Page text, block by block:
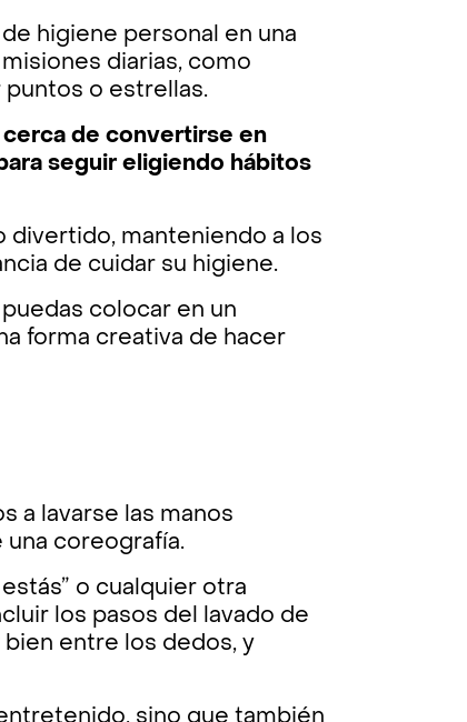
higiene personal en una
diarias, como
puntos o estrellas.
cerca de convertirse en
seguir eligiendo hábitos
divertido, manteniendo a los
de cuidar su higiene.
colocar en un
forma creativa de hacer
a lavarse las manos
coreografía.
o cualquier otra
los pasos del lavado de
bien entre los dedos, y
sino que también